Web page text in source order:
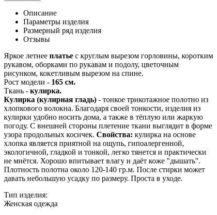
Описание
Параметры изделия
Размерный ряд изделия
Отзывы
Яркое летнее платье с круглым вырезом горловины, коротким
рукавом, оборками по рукавам и подолу, цветочным
рисунком, кокетливым вырезом на спине.
Рост модели - 165 см.
Ткань - кулирка.
Кулирка (кулирная гладь) - тонкое трикотажное полотно из
хлопкового волокна. Благодаря своей тонкости, изделия из
кулирки удобно носить дома, а также в тёплую или жаркую
погоду. С внешней стороны плетение ткани выглядит в форме
узора продольных косичек. Свойства: кулирка на основе
хлопка является приятной на ощупь, гипоалергенной,
экологичной, гладкой и тонкой, легко тянется и практически
не мнётся. Хорошо впитывает влагу и даёт коже "дышать".
Плотность полотна около 120-140 гр.м. После стирки может
давать небольшую усадку по размеру. Проста в уходе.
Тип изделия:
Женская одежда